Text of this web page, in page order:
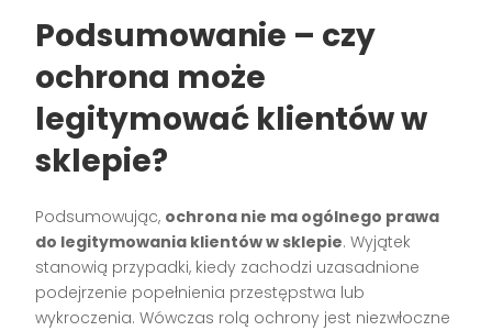
Podsumowanie – czy
ochrona może
legitymować klientów w
sklepie?
Podsumowując, ochrona nie ma ogólnego prawa
do legitymowania klientów w sklepie. Wyjątek
stanowią przypadki, kiedy zachodzi uzasadnione
podejrzenie popełnienia przestępstwa lub
wykroczenia. Wówczas rolą ochrony jest niezwłoczne